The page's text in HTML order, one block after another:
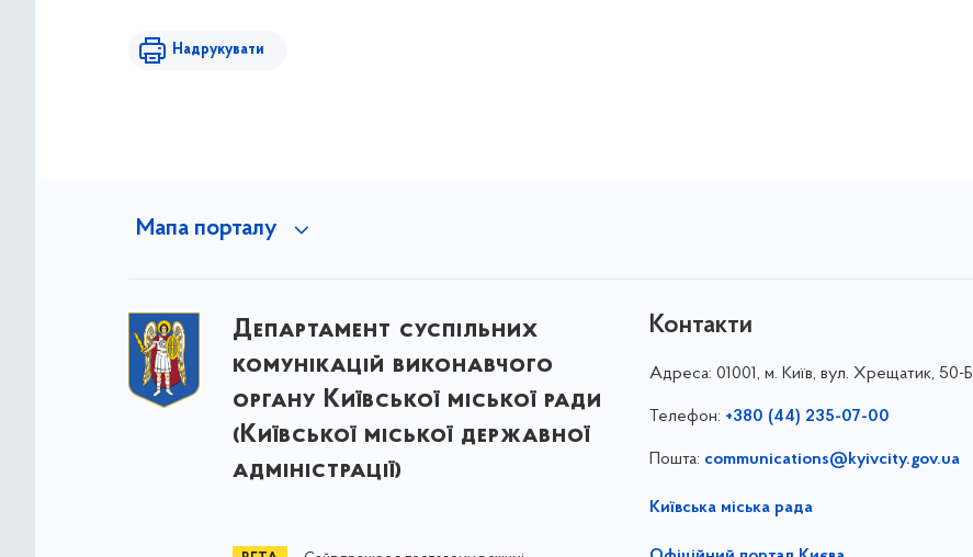
Надрукувати
Мапа порталу
Департамент суспільних
комунікацій виконавчого
органу Київської міської ради
(Київської міської державної
адміністрації)
Контакти
Адреса: 01001, м. Київ, вул. Хрещатик, 50-Б
Телефон: +380 (44) 235-07-00
Пошта: communications@kyivcity.gov.ua
Київська міська рада